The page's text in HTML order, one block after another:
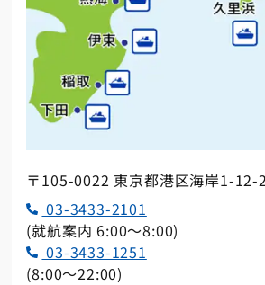
〒105-0022 東京都港区海岸1-12-2
03-3433-2101
(就航案内 6:00～8:00)
03-3433-1251
(8:00～22:00)